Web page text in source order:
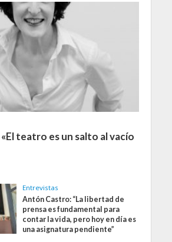
teatro es un salto al vacío
Entrevistas
Antón Castro: “La libertad de
prensa es fundamental para
contar la vida, pero hoy en día es
una asignatura pendiente”